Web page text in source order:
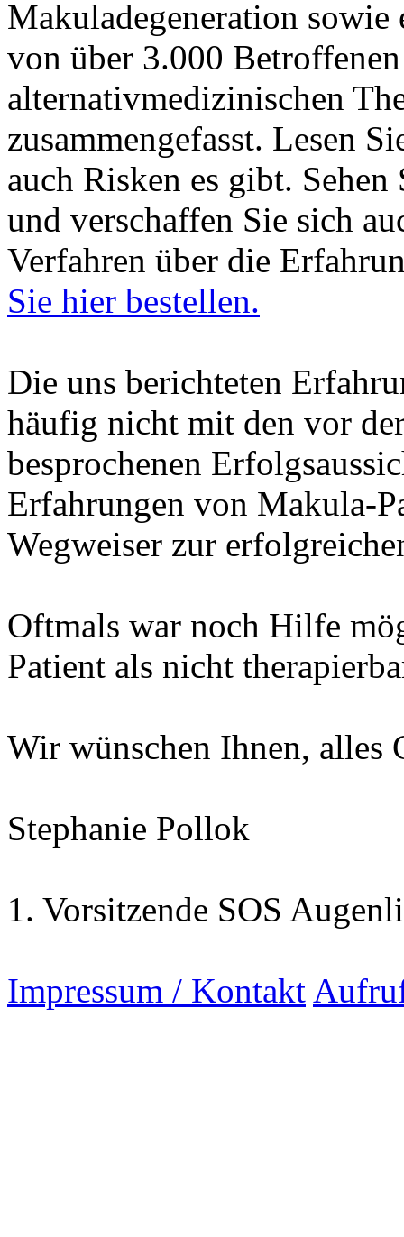
Makuladegeneration sowie
von über 3.000
alternativmedizinischen
zusammengefasst. Lesen
auch Risken es gibt. Sehen
und verschaffen Sie sich
Verfahren über die
Sie hier bestellen.
Die uns berichteten
häufig nicht mit den vor
besprochenen
Erfahrungen von Makula-
Wegweiser zur
Oftmals war noch Hilfe
Patient als nicht
Wir wünschen Ihnen, alles
Stephanie Pollok
1. Vorsitzende SOS
Impressum / Kontakt